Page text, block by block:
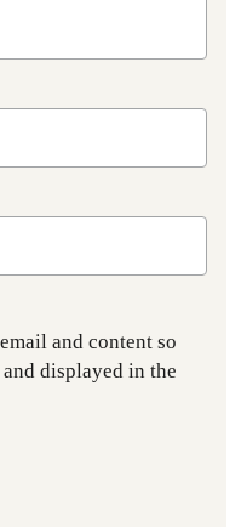
and content so
displayed in the